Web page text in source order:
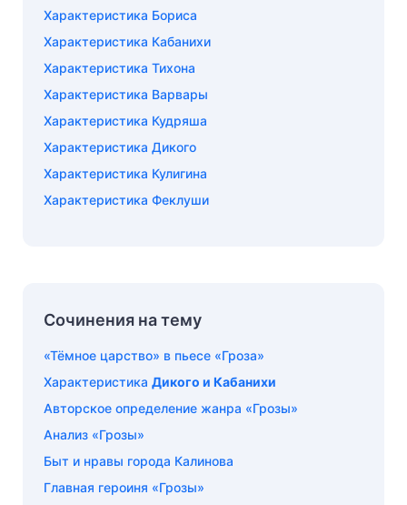
Характеристика Бориса
Характеристика Кабанихи
Характеристика Тихона
Характеристика Варвары
Характеристика Кудряша
Характеристика Дикого
Характеристика Кулигина
Характеристика Феклуши
Сочинения на тему
«Тёмное царство» в пьесе «Гроза»
Характеристика Дикого и Кабанихи
Авторское определение жанра «Грозы»
Анализ «Грозы»
Быт и нравы города Калинова
Главная героиня «Грозы»